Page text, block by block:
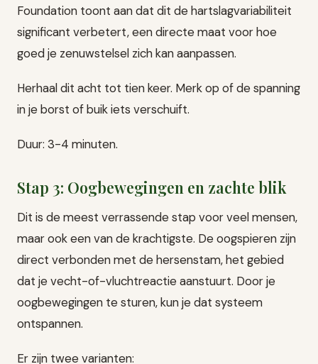
Foundation toont aan dat dit de hartslagvariabiliteit
significant verbetert, een directe maat voor hoe
goed je zenuwstelsel zich kan aanpassen.
Herhaal dit acht tot tien keer. Merk op of de spanning
in je borst of buik iets verschuift.
Duur: 3-4 minuten.
Stap 3: Oogbewegingen en zachte blik
Dit is de meest verrassende stap voor veel mensen,
maar ook een van de krachtigste. De oogspieren zijn
direct verbonden met de hersenstam, het gebied
dat je vecht-of-vluchtreactie aanstuurt. Door je
oogbewegingen te sturen, kun je dat systeem
ontspannen.
Er zijn twee varianten: